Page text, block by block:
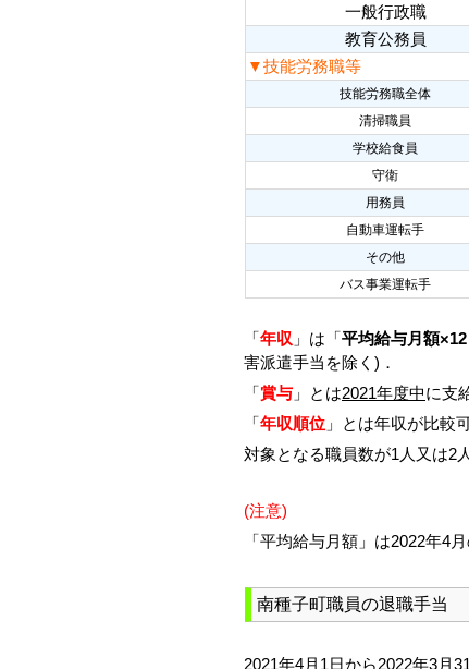
一般行政職
教育公務員
▼技能労務職等
技能労務職全体
清掃職員
学校給食員
守衛
用務員
自動車運転手
その他
バス事業運転手
「年収 」は「平均給与月額
害派遣手当を除く)．
「賞与 」とは2021年度中に支
「年収順位 」とは年収が比較
対象となる職員数が1人又は2
(注意)
「平均給与月額」は2022年4
南種子町職員の退職手当
2021年4月1日から2022年3月